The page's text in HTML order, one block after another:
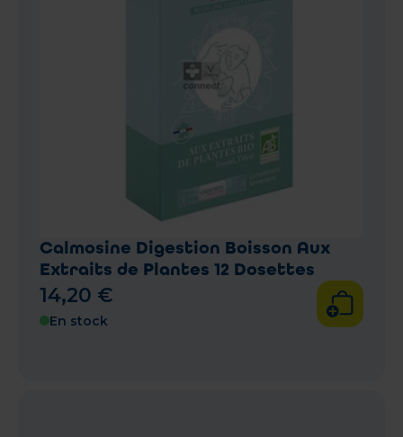
Calmosine Digestion Boisson Aux
Extraits de Plantes 12 Dosettes
14,20 €
En stock